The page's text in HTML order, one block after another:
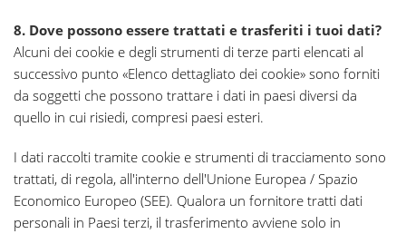
8. Dove possono essere trattati e trasferiti i tuoi dati?
Alcuni dei cookie e degli strumenti di terze parti elencati al
successivo punto «Elenco dettagliato dei cookie» sono forniti
da soggetti che possono trattare i dati in paesi diversi da
quello in cui risiedi, compresi paesi esteri.
I dati raccolti tramite cookie e strumenti di tracciamento sono
trattati, di regola, all'interno dell'Unione Europea / Spazio
Economico Europeo (SEE). Qualora un fornitore tratti dati
personali in Paesi terzi, il trasferimento avviene solo in